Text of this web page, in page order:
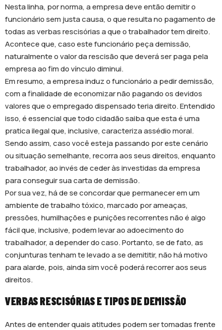
Nesta linha, por norma, a empresa deve então demitir o
funcionário sem justa causa, o que resulta no pagamento de
todas as verbas rescisórias a que o trabalhador tem direito.
Acontece que, caso este funcionário peça demissão,
naturalmente o valor da rescisão que deverá ser paga pela
empresa ao fim do vínculo diminui.
Em resumo, a empresa induz o funcionário a pedir demissão,
com a finalidade de economizar não pagando os devidos
valores que o empregado dispensado teria direito. Entendido
isso, é essencial que todo cidadão saiba que esta é uma
pratica ilegal que, inclusive, caracteriza assédio moral.
Sendo assim, caso você esteja passando por este cenário
ou situação semelhante, recorra aos seus direitos, enquanto
trabalhador, ao invés de ceder às investidas da empresa
para conseguir sua carta de demissão.
Por sua vez, há de se concordar que permanecer em um
ambiente de trabalho tóxico, marcado por ameaças,
pressões, humilhações e punições recorrentes não é algo
fácil que, inclusive, podem levar ao adoecimento do
trabalhador, a depender do caso. Portanto, se de fato, as
conjunturas tenham te levado a se demititir, não há motivo
para alarde, pois, ainda sim você poderá recorrer aos seus
direitos.
VERBAS RESCISÓRIAS E TIPOS DE DEMISSÃO
Antes de entender quais atitudes podem ser tomadas frente